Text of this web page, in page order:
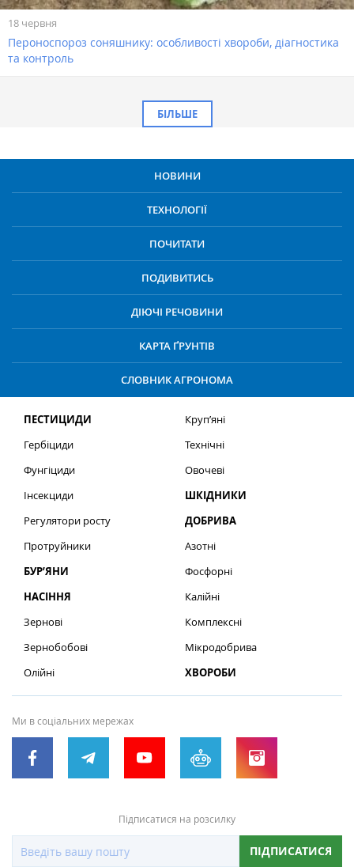
18 червня
Пероноспороз соняшнику: особливості хвороби, діагностика
та контроль
БІЛЬШЕ
НОВИНИ
ТЕХНОЛОГІЇ
ПОЧИТАТИ
ПОДИВИТИСЬ
ДІЮЧІ РЕЧОВИНИ
КАРТА ҐРУНТІВ
СЛОВНИК АГРОНОМА
ПЕСТИЦИДИ
Гербіциди
Фунгіциди
Інсекциди
Регулятори росту
Протруйники
БУР’ЯНИ
НАСІННЯ
Зернові
Зернобобові
Олійні
Круп’яні
Технічні
Овочеві
ШКІДНИКИ
ДОБРИВА
Азотні
Фосфорні
Калійні
Комплексні
Мікродобрива
ХВОРОБИ
Ми в соціальних мережах
Підписатися на розсилку
ПІДПИСАТИСЯ